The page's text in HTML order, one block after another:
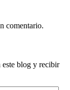
comentario.
este blog y recibir